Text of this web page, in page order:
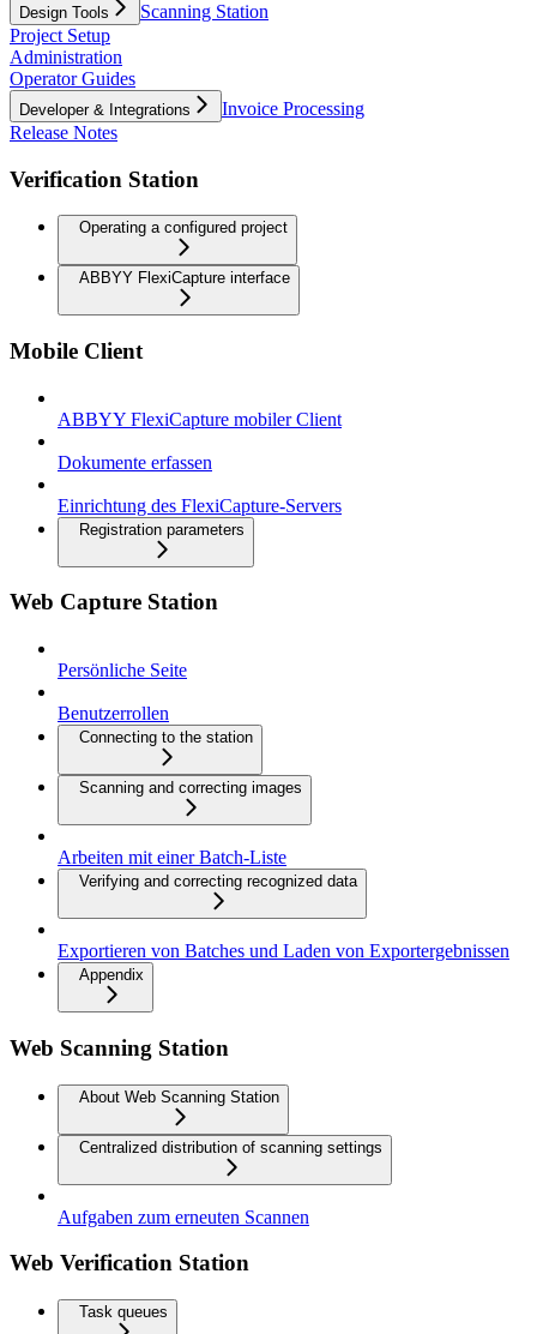
Design Tools
Scanning Station
Project Setup
Administration
Operator Guides
Developer & Integrations
Invoice Processing
Release Notes
Verification Station
Operating a configured project
ABBYY FlexiCapture interface
Mobile Client
ABBYY FlexiCapture mobiler Client
Dokumente erfassen
Einrichtung des FlexiCapture-Servers
Registration parameters
Web Capture Station
Persönliche Seite
Benutzerrollen
Connecting to the station
Scanning and correcting images
Arbeiten mit einer Batch-Liste
Verifying and correcting recognized data
Exportieren von Batches und Laden von Exportergebnissen
Appendix
Web Scanning Station
About Web Scanning Station
Centralized distribution of scanning settings
Aufgaben zum erneuten Scannen
Web Verification Station
Task queues